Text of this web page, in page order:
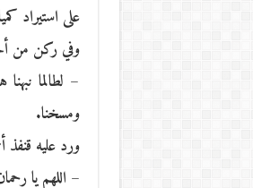
على استيراد
وفي ركن من
– لطالما
ومسخنا.
ورد عليه قنفذ
– اللهم يا